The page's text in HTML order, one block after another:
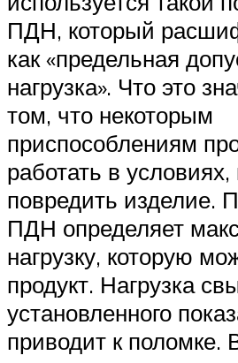
ПДН, который
как «предельная
нагрузка». Что это
том, что некоторым
приспособлениям
работать в
повредить изделие.
ПДН определяет
нагрузку, которую
продукт. Нагрузка
установленного
приводит к поломке.